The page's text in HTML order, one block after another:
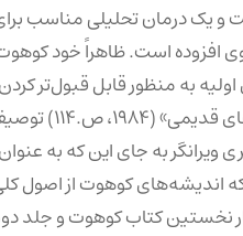
یک درمان تحلیلی مناسب
است. ظاهراً خود کوهوت
به منظور قابل قبول‌تر
خودش را به
که در آن پرخاشگری ویرانگر به جای
اندیشه‌های کوهوت از اصول
کتاب کوهوت و جلد دوم آن،